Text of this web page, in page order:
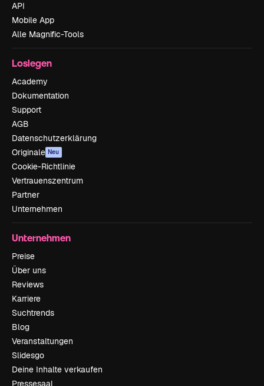
API
Mobile App
Alle Magnific-Tools
Loslegen
Academy
Dokumentation
Support
AGB
Datenschutzerklärung
Originale Neu
Cookie-Richtlinie
Vertrauenszentrum
Partner
Unternehmen
Unternehmen
Preise
Über uns
Reviews
Karriere
Suchtrends
Blog
Veranstaltungen
Slidesgo
Deine Inhalte verkaufen
Pressesaal